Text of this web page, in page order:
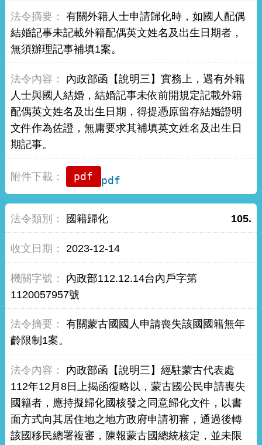
有關外籍人士申請歸化時，如國人配偶
結婚記事未記載外籍配偶英文姓名及出生日期者，
無須辦理記事補填1案。
內政部函【說明三】實務上，遇有外籍
人士與國人結婚，結婚記事未依前開規定記載外籍
配偶英文姓名及出生日期，得提憑原留存結婚證明
文件作為佐證，無庸要求其補填英文姓名及出生日
期記事。
pdf
105.
國籍歸化
2023-12-14
內政部112.12.14台內戶字第
1120057957號
有關蒙古國國人申請喪失該國國籍無年
齡限制1案。
內政部函【說明三】經駐蒙古代表處
112年12月8日上揭函復略以，蒙古國公民申請喪失
國籍者，應持擬歸化國核發之同意歸化文件，以書
面方式向其居住地之地方政府申請初審，通過後轉
該國移民總署複審，陳報蒙古國總統核定，並未限